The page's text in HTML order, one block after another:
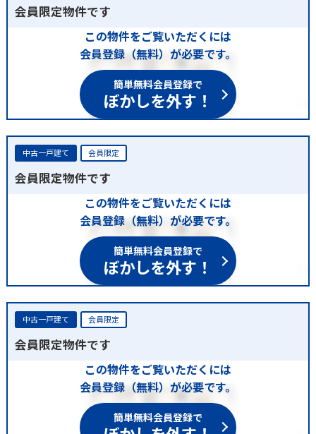
会員限定物件です
この物件をご覧いただくには
会員登録（無料）が必要です。
簡単無料会員登録で
ぼかしを外す！
中古一戸建て 会員限定
会員限定物件です
この物件をご覧いただくには
会員登録（無料）が必要です。
簡単無料会員登録で
ぼかしを外す！
中古一戸建て 会員限定
会員限定物件です
この物件をご覧いただくには
会員登録（無料）が必要です。
簡単無料会員登録で